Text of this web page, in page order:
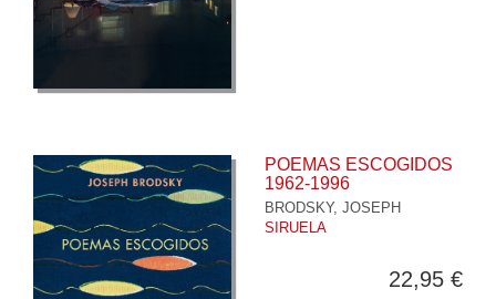
POEMAS ESCOGIDOS
1962-1996
BRODSKY, JOSEPH
SIRUELA
22,95 €